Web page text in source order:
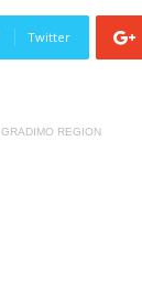
Twitter
GRADIMO REGION